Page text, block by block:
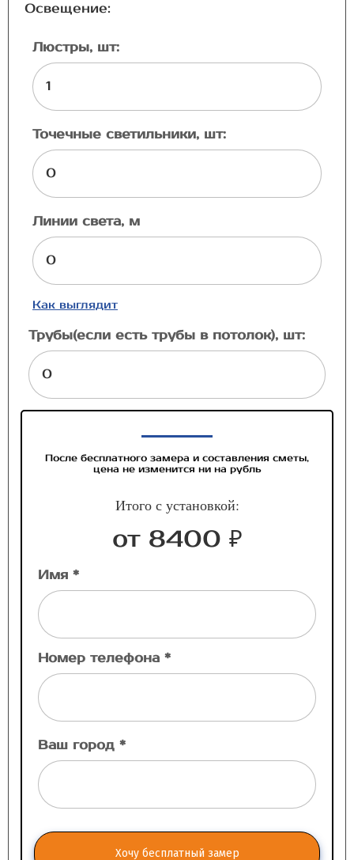
Освещение:
Люстры, шт:
Точечные светильники, шт:
Линии света, м
Как выглядит
Трубы(если есть трубы в потолок), шт:
После бесплатного замера и составления сметы,
цена не изменится ни на рубль
Итого с установкой:
от 8400 ₽
Имя *
Номер телефона *
Ваш город *
Хочу бесплатный замер